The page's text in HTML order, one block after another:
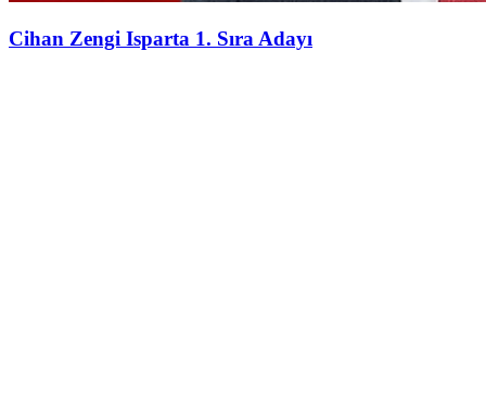
Cihan Zengi Isparta 1. Sıra Adayı